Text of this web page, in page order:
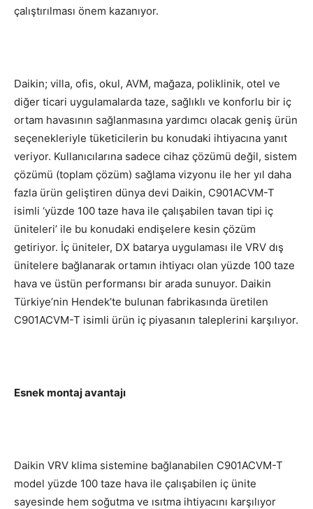
çalıştırılması önem kazanıyor.
Daikin; villa, ofis, okul, AVM, mağaza, poliklinik, otel ve
diğer ticari uygulamalarda taze, sağlıklı ve konforlu bir iç
ortam havasının sağlanmasına yardımcı olacak geniş ürün
seçenekleriyle tüketicilerin bu konudaki ihtiyacına yanıt
veriyor. Kullanıcılarına sadece cihaz çözümü değil, sistem
çözümü (toplam çözüm) sağlama vizyonu ile her yıl daha
fazla ürün geliştiren dünya devi Daikin, C901ACVM-T
isimli ‘yüzde 100 taze hava ile çalışabilen tavan tipi iç
üniteleri’ ile bu konudaki endişelere kesin çözüm
getiriyor. İç üniteler, DX batarya uygulaması ile VRV dış
ünitelere bağlanarak ortamın ihtiyacı olan yüzde 100 taze
hava ve üstün performansı bir arada sunuyor. Daikin
Türkiye’nin Hendek’te bulunan fabrikasında üretilen
C901ACVM-T isimli ürün iç piyasanın taleplerini karşılıyor.
Esnek montaj avantajı
Daikin VRV klima sistemine bağlanabilen C901ACVM-T
model yüzde 100 taze hava ile çalışabilen iç ünite
sayesinde hem soğutma ve ısıtma ihtiyacını karşılıyor